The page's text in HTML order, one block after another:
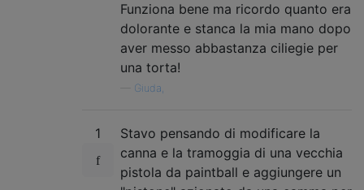
Funziona bene ma ricordo quanto era
dolorante e stanca la mia mano dopo
aver messo abbastanza ciliegie per
una torta!
Giuda,
1
Stavo pensando di modificare la
canna e la tramoggia di una vecchia
pistola da paintball e aggiungere un